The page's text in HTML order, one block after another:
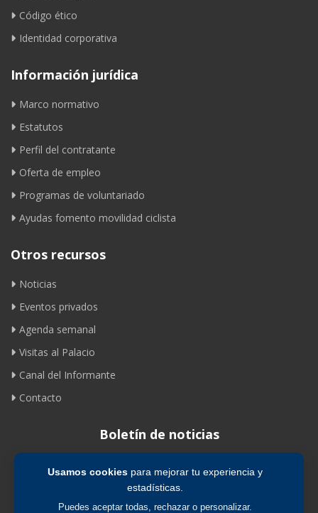
Usamos cookiespara mejorar tu experiencia y
estadísticas.
Puedes aceptar todas, rechazar o personalizar.
Código ético
Identidad corporativa
Información jurídica
Marco normativo
Estatutos
Perfil del contratante
Oferta de empleo
Programas de voluntariado
Ayudas fomento movilidad ciclista
Otros recursos
Noticias
Eventos privados
Agenda semanal
Visitas al Palacio
Canal del Informante
Contacto
Boletín de noticias
Suscribirse